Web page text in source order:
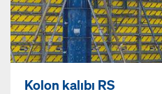
Kolon kalıbı RS